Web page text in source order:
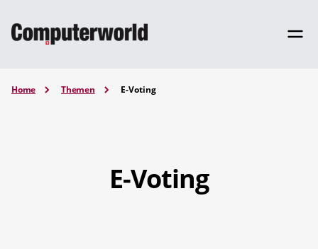
Home Themen E-Voting
E-Voting